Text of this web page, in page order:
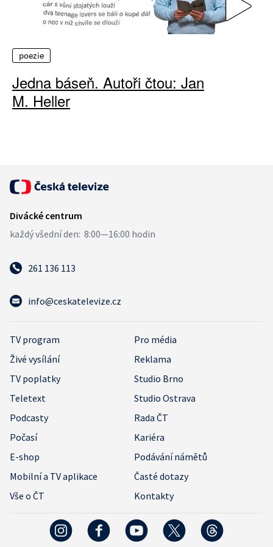
poezie
Jedna báseň. Autoři čtou: Jan
M. Heller
261 136 113
info@ceskatelevize.cz
TV program
Pro média
Živé vysílání
Reklama
TV poplatky
Studio Brno
Teletext
Studio Ostrava
Podcasty
Rada ČT
Počasí
Kariéra
E-shop
Podávání námětů
Mobilní a TV aplikace
Časté dotazy
Vše o ČT
Kontakty